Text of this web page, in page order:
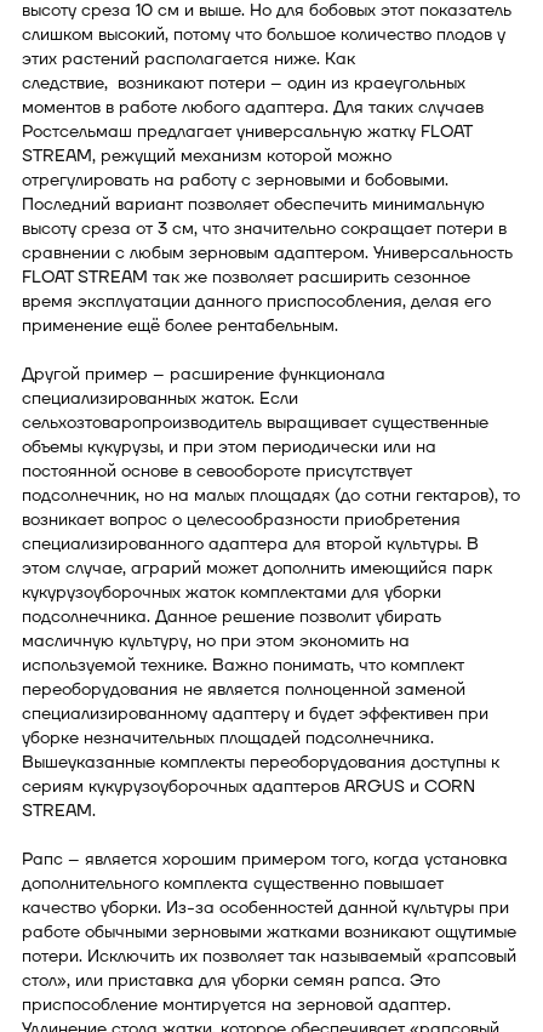
высоту среза 10 см и выше. Но для бобовых этот показатель
слишком высокий, потому что большое количество плодов у
этих растений располагается ниже. Как
следствие, возникают потери – один из краеугольных
моментов в работе любого адаптера. Для таких случаев
Ростсельмаш предлагает универсальную жатку FLOAT
STREAM, режущий механизм которой можно
отрегулировать на работу с зерновыми и бобовыми.
Последний вариант позволяет обеспечить минимальную
высоту среза от 3 см, что значительно сокращает потери в
сравнении с любым зерновым адаптером. Универсальность
FLOAT STREAM так же позволяет расширить сезонное
время эксплуатации данного приспособления, делая его
применение ещё более рентабельным.
Другой пример – расширение функционала
специализированных жаток. Если
сельхозтоваропроизводитель выращивает существенные
объемы кукурузы, и при этом периодически или на
постоянной основе в севообороте присутствует
подсолнечник, но на малых площадях (до сотни гектаров), то
возникает вопрос о целесообразности приобретения
специализированного адаптера для второй культуры. В
этом случае, аграрий может дополнить имеющийся парк
кукурузоуборочных жаток комплектами для уборки
подсолнечника. Данное решение позволит убирать
масличную культуру, но при этом экономить на
используемой технике. Важно понимать, что комплект
переоборудования не является полноценной заменой
специализированному адаптеру и будет эффективен при
уборке незначительных площадей подсолнечника.
Вышеуказанные комплекты переоборудования доступны к
сериям кукурузоуборочных адаптеров ARGUS и CORN
STREAM.
Рапс – является хорошим примером того, когда установка
дополнительного комплекта существенно повышает
качество уборки. Из-за особенностей данной культуры при
работе обычными зерновыми жатками возникают ощутимые
потери. Исключить их позволяет так называемый «рапсовый
стол», или приставка для уборки семян рапса. Это
приспособление монтируется на зерновой адаптер.